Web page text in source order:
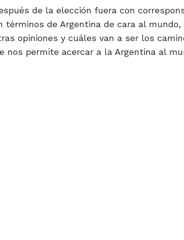
de la elección fuera con
de Argentina de cara al
opiniones y cuáles van a ser los
nos permite acercar a la Argentina al